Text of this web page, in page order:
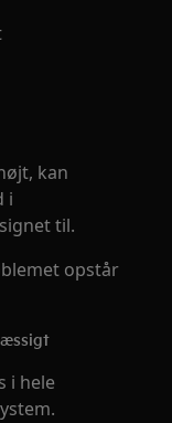
kan
i
til.
opstår
i hele